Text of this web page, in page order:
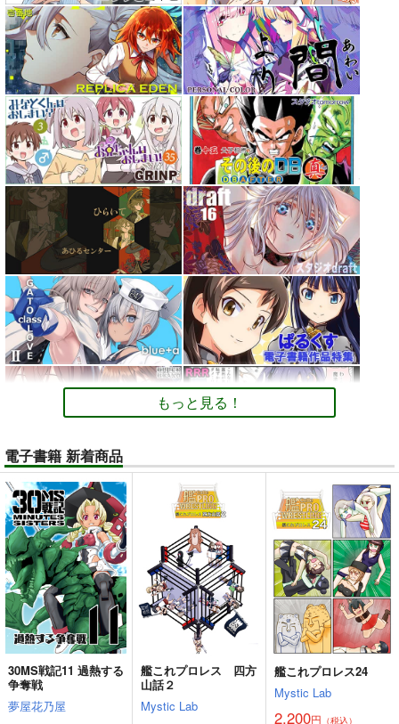
もっと見る！
電子書籍 新着商品
30MS戦記11 過熱する
争奪戦
夢屋花乃屋
艦これプロレス 四方
山話２
Mystic Lab
艦これプロレス24
Mystic Lab
2,200円 （税込）